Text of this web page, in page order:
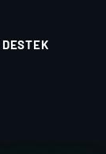
DESTEK